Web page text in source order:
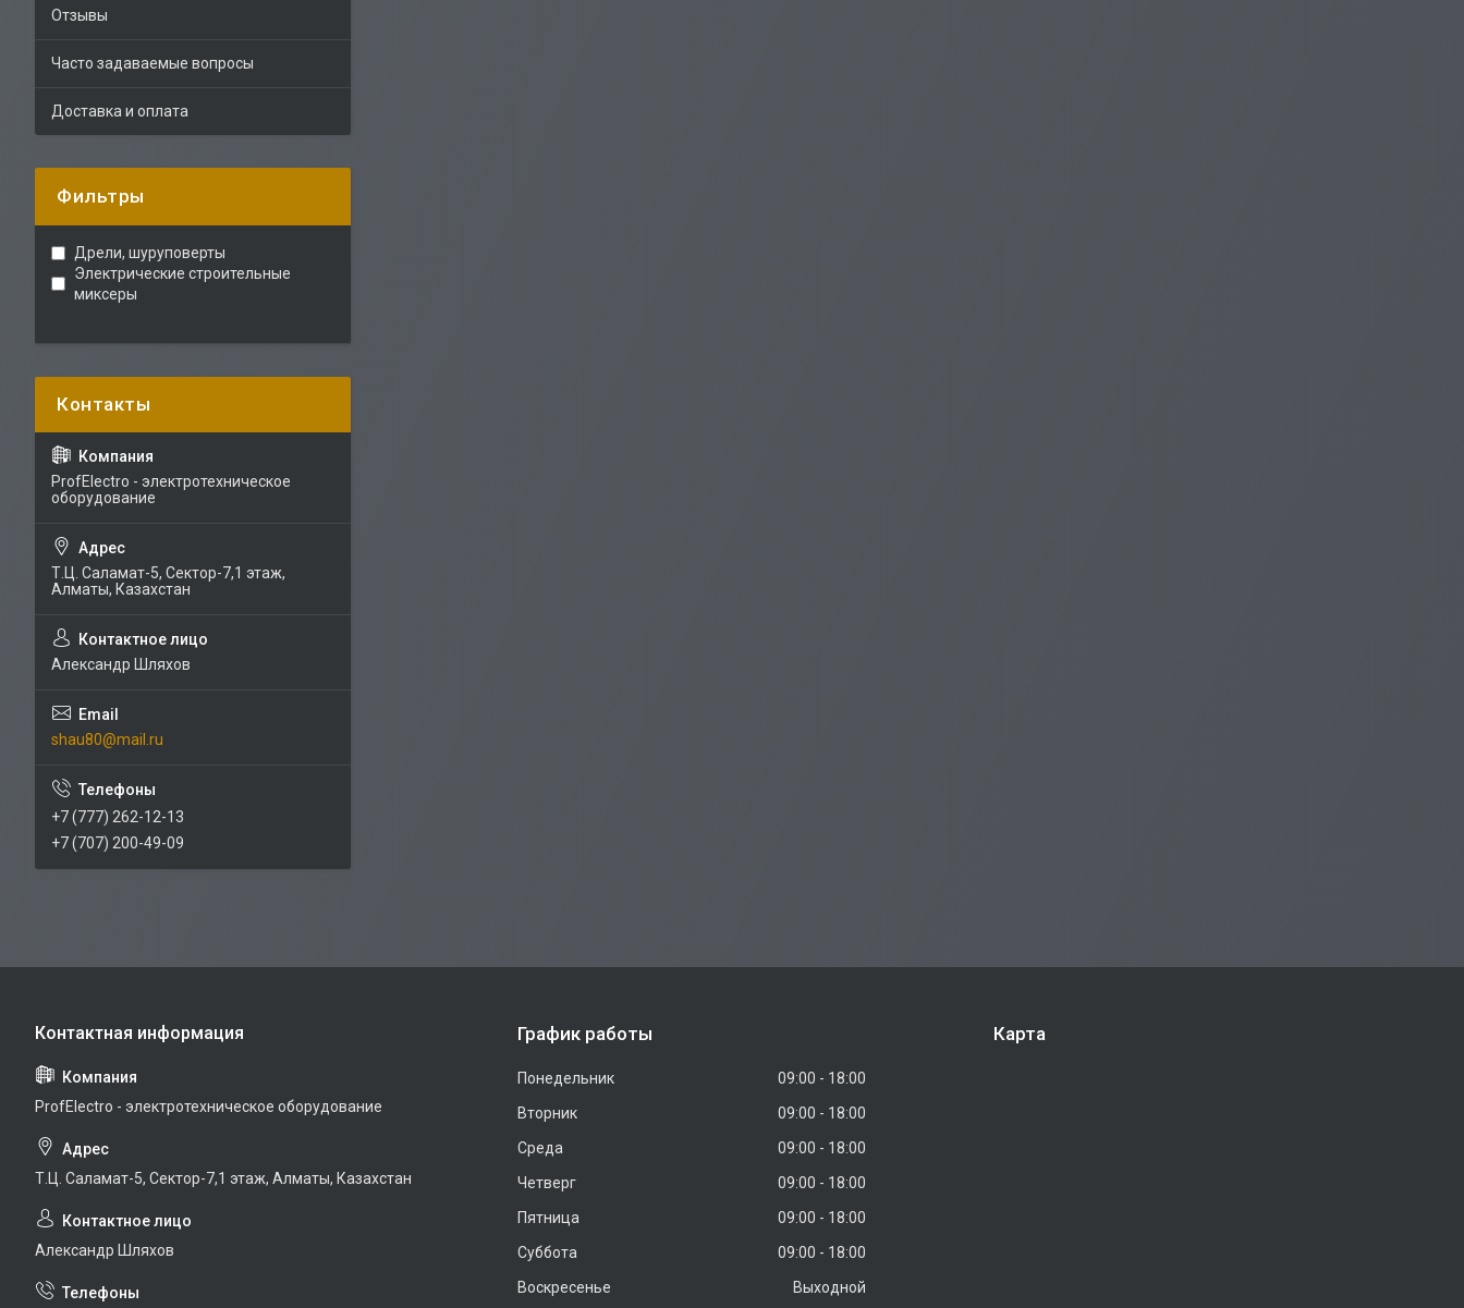
Отзывы
Часто задаваемые вопросы
Доставка и оплата
Фильтры
Дрели, шуруповерты
Электрические строительные
миксеры
ProfElectro - электротехническое
оборудование
Т.Ц. Саламат-5, Cектор-7,1 этаж,
Алматы, Казахстан
Александр Шляхов
shau80@mail.ru
+7 (777) 262-12-13
+7 (707) 200-49-09
ProfElectro - электротехническое оборудование
Т.Ц. Саламат-5, Cектор-7,1 этаж, Алматы, Казахстан
Александр Шляхов
График работы
Понедельник 09:00
18:00
Вторник
09:00
18:00
Среда
09:00
18:00
Четверг
09:00
18:00
Пятница
09:00
18:00
Суббота
09:00
18:00
Воскресенье
Выходной
Карта